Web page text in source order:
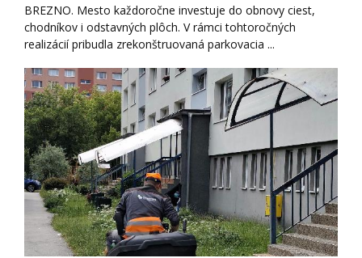
BREZNO. Mesto každoročne investuje do obnovy ciest,
chodníkov i odstavných plôch. V rámci tohtoročných
realizácií pribudla zrekonštruovaná parkovacia ...